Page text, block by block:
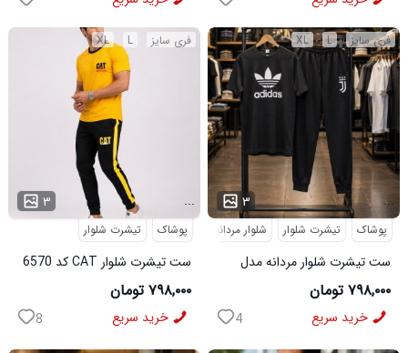
فری سایز L
XL
۳ ...
پوشاک تیشرت شلوار
ست تیشرت شلوار CAT کد 6570
۷۹۸,۰۰۰ تومان
خرید سریع 8
فری سایز L
XL
۳ ...
پوشاک تیشرت شلوار شلوار مردانه
ست تیشرت شلوار مردانه مدل
Adidas کد 6569
۷۹۸,۰۰۰ تومان
خرید سریع 4